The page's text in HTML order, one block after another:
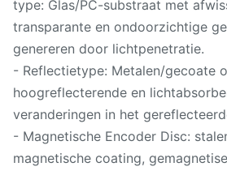
type: Glas/PC-substraat met
transparante en ondoorzichtige
genereren door lichtpenetratie.
- Reflectietype: Metalen/gecoate
hoogreflecterende en
veranderingen in het
- Magnetische Encoder Disc:
magnetische coating,